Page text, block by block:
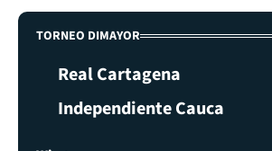
TORNEO DIMAYOR
Real Cartagena
Independiente Cauca